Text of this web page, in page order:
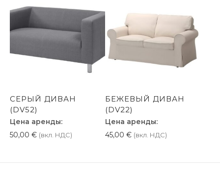
СЕРЫЙ ДИВАН
(DV52)
Цена аренды:
50,00 € (вкл. НДС)
БЕЖЕВЫЙ ДИВАН
(DV22)
Цена аренды:
45,00 € (вкл. НДС)